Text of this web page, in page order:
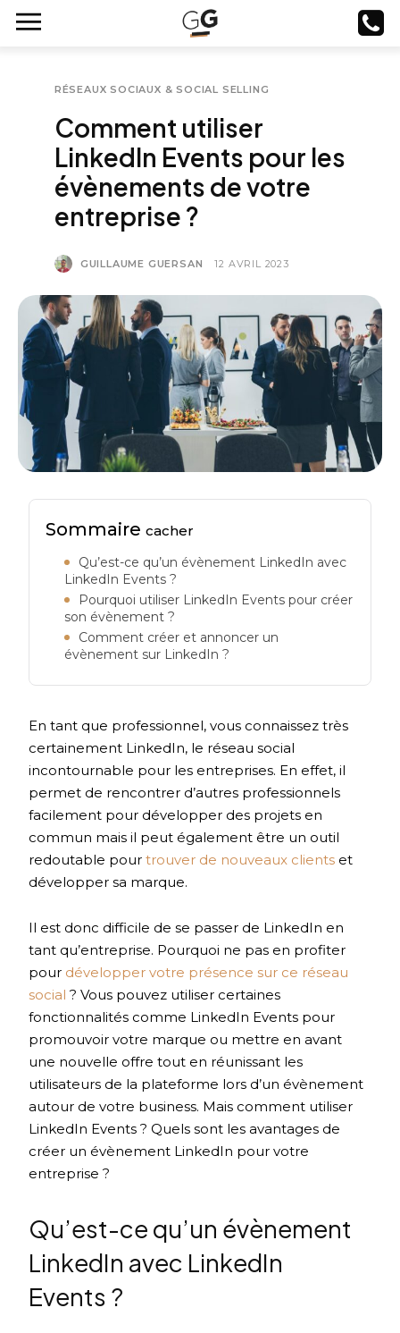
RÉSEAUX SOCIAUX & SOCIAL SELLING
Comment utiliser
LinkedIn Events pour les
évènements de votre
entreprise ?
GUILLAUME GUERSAN 12 AVRIL 2023
Sommairecacher
Qu’est-ce qu’un évènement LinkedIn avec
LinkedIn Events ?
Pourquoi utiliser LinkedIn Events pour créer
son évènement ?
Comment créer et annoncer un
évènement sur LinkedIn ?
En tant que professionnel, vous connaissez très
certainement LinkedIn, le réseau social
incontournable pour les entreprises. En effet, il
permet de rencontrer d’autres professionnels
facilement pour développer des projets en
commun mais il peut également être un outil
redoutable pourtrouver de nouveaux clients et
développer sa marque.
Il est donc difficile de se passer de LinkedIn en
tant qu’entreprise. Pourquoi ne pas en profiter
pour développer votre présence sur ce réseau
social ? Vous pouvez utiliser certaines
fonctionnalités comme LinkedIn Events pour
promouvoir votre marque ou mettre en avant
une nouvelle offre tout en réunissant les
utilisateurs de la plateforme lors d’un évènement
autour de votre business. Mais comment utiliser
LinkedIn Events ? Quels sont les avantages de
créer un évènement LinkedIn pour votre
entreprise ?
Qu’est-ce qu’un évènement
LinkedIn avec LinkedIn
Events ?